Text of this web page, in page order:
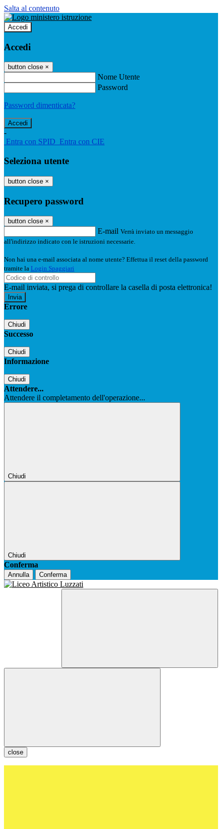
Salta al contenuto
Accedi
Accedi
button close ×
Nome Utente
Password
Password dimenticata?
-
Entra con SPID Entra con CIE
Seleziona utente
button close ×
Recupero password
button close ×
E-mail Verrà inviato un messaggio
all'indirizzo indicato con le istruzioni necessarie.
Non hai una e-mail associata al nome utente? Effettua il reset della password
tramite la Login Spaggiari
E-mail inviata, si prega di controllare la casella di posta elettronica!
Errore
Chiudi
Successo
Chiudi
Informazione
Chiudi
Attendere...
Attendere il completamento dell'operazione...
Chiudi
Chiudi
Conferma
Annulla Conferma
close